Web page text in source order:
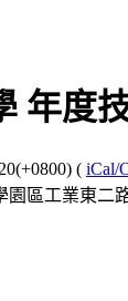
年度
( iCal/
園區工業東二